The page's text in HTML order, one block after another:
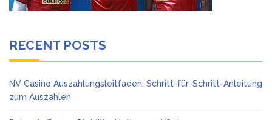
RECENT POSTS
NV Casino Auszahlungsleitfaden: Schritt-für-Schritt-Anleitung
zum Auszahlen